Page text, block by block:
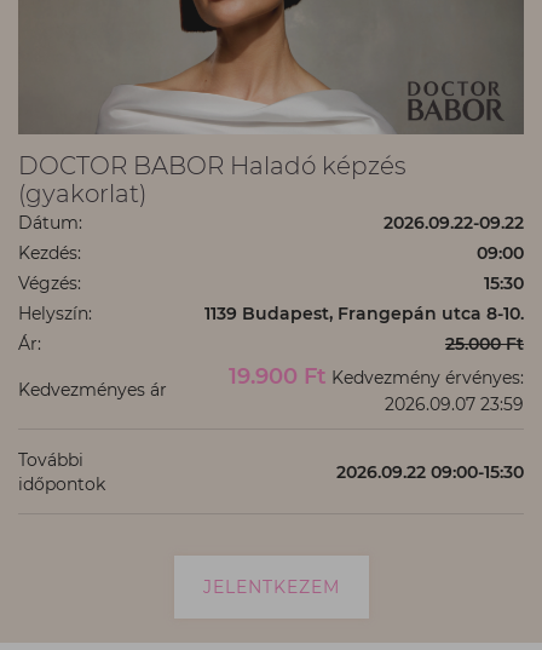
DOCTOR BABOR Haladó képzés
(gyakorlat)
Dátum:
2026.09.22-09.22
Kezdés:
09:00
Végzés:
15:30
Helyszín:
1139 Budapest, Frangepán utca 8-10.
Ár:
25.000 Ft
Kedvezményes ár 19.900 Ft Kedvezmény érvényes:
2026.09.07 23:59
További
időpontok
2026.09.22 09:00-15:30
JELENTKEZEM